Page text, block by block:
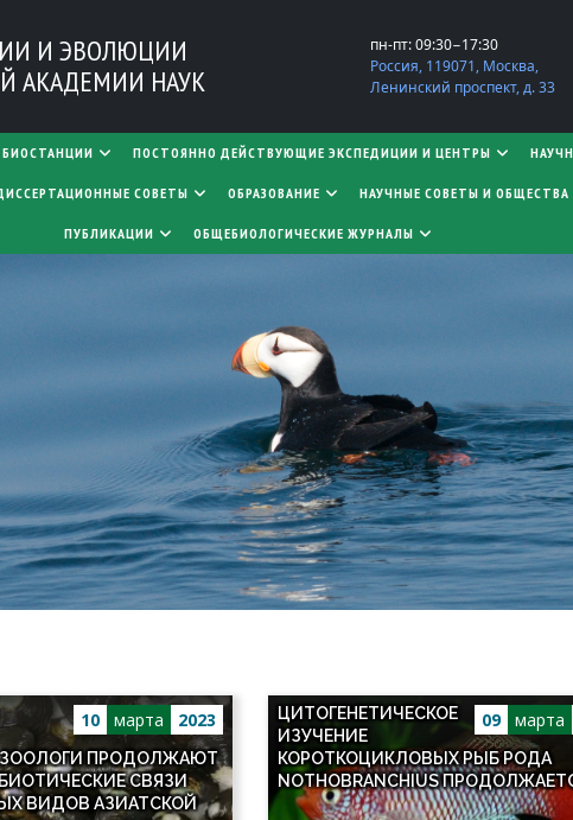
И ЭВОЛЮЦИИ
АКАДЕМИИ НАУК
пн-пт: 09:30−17:30
Россия, 119071, Москва,
Ленинский проспект, д. 33
БИОСТАНЦИИ ПОСТОЯННО ДЕЙСТВУЮЩИЕ ЭКСПЕДИЦИИ И ЦЕНТРЫ
СОВЕТЫ ОБРАЗОВАНИЕ НАУЧНЫЕ СОВЕТЫ И ОБЩЕСТВА
ПУБЛИКАЦИИ ОБЩЕБИОЛОГИЧЕСКИЕ ЖУРНАЛЫ
10 марта 2023
ЗООЛОГИ ПРОДОЛЖАЮТ
СВЯЗИ
ВИДОВ АЗИАТСКОЙ
09 марта
ЦИТОГЕНЕТИЧЕСКОЕ
ИЗУЧЕНИЕ
КОРОТКОЦИКЛОВЫХ РЫБ РОДА
NOTHOBRANCHIUS